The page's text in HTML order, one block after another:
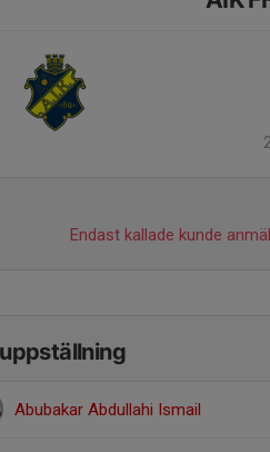
Endast kallade kunde
Abubakar Abdullahi Ismail